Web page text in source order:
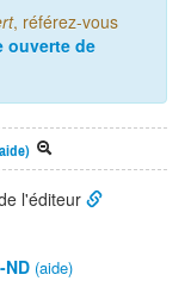
, référez-vous
ouverte de
l'éditeur
ND (aide)